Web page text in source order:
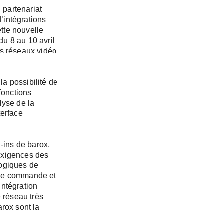
partenariat
nouvelle
8 au 10 avril
réseaux vidéo
possibilité de
de la
ins de barox,
des
de
commande et
réseau très
sont la
de
et la